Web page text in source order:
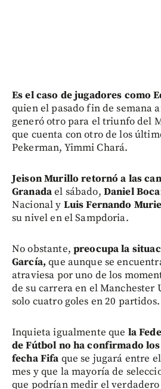
Es el caso de jugadores como
quien el pasado fin de semana
generó otro para el triunfo del
que cuenta con otro de los
Pekerman, Yimmi Chará.
Jeison Murillo retornó a las
Granadael sábado, Daniel
Nacional y Luis Fernando
su nivel en el Sampdoria.
No obstante, preocupa la
García,que aunque se
atraviesa por uno de los
de su carrera en el Manchester
solo cuatro goles en 20 partidos.
Inquieta igualmente que la
de Fútbol no ha confirmado
fecha Fifa que se jugará entre
mes y que la mayoría de
que podrían medir el